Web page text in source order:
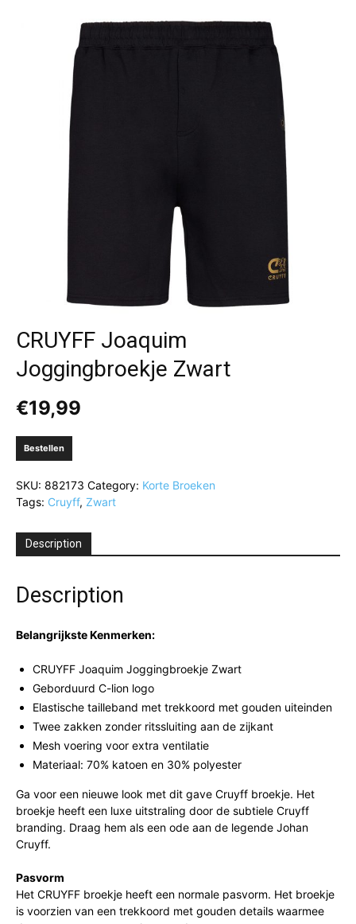
CRUYFF Joaquim
Joggingbroekje Zwart
€19,99
Bestellen
SKU: 882173 Category: Korte Broeken
Tags: Cruyff, Zwart
Description
Description
Belangrijkste Kenmerken:
CRUYFF Joaquim Joggingbroekje Zwart
Geborduurd C-lion logo
Elastische tailleband met trekkoord met gouden uiteinden
Twee zakken zonder ritssluiting aan de zijkant
Mesh voering voor extra ventilatie
Materiaal: 70% katoen en 30% polyester
Ga voor een nieuwe look met dit gave Cruyff broekje. Het
broekje heeft een luxe uitstraling door de subtiele Cruyff
branding. Draag hem als een ode aan de legende Johan
Cruyff.
Pasvorm
Het CRUYFF broekje heeft een normale pasvorm. Het broekje
is voorzien van een trekkoord met gouden details waarmee